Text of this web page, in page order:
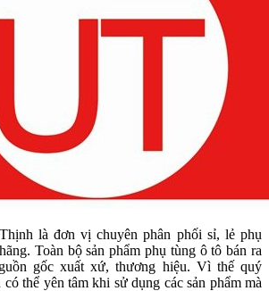
là đơn vị chuyên phân phối sỉ, lẻ phụ
Toàn bộ sản phẩm phụ tùng ô tô bán ra
gốc xuất xứ, thương hiệu. Vì thế quý
thể yên tâm khi sử dụng các sản phẩm mà